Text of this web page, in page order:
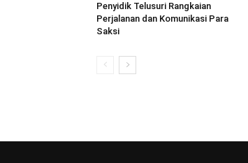
Penyidik Telusuri Rangkaian
Perjalanan dan Komunikasi Para
Saksi